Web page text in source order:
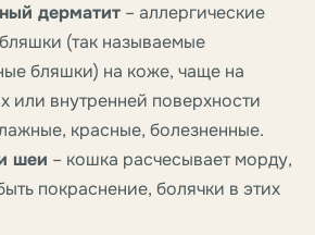
дерматит – аллергические
(так называемые
бляшки) на коже, чаще на
или внутренней поверхности
красные, болезненные.
шеи – кошка расчесывает морду,
покраснение, болячки в этих